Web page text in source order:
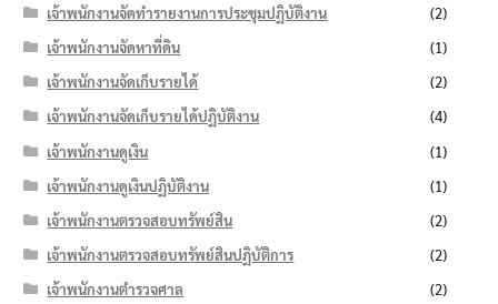
เจ้าพนักงานจัดทำรายงานการประชุมปฏิบัติงาน
(2)
เจ้าพนักงานจัดหาที่ดิน
(1)
เจ้าพนักงานจัดเก็บรายได้
(2)
เจ้าพนักงานจัดเก็บรายได้ปฏิบัติงาน
(4)
เจ้าพนักงานดูเงิน
(1)
เจ้าพนักงานดูเงินปฏิบัติงาน
(1)
เจ้าพนักงานตรวจสอบทรัพย์สิน
(2)
เจ้าพนักงานตรวจสอบทรัพย์สินปฏิบัติการ
(2)
เจ้าพนักงานตำรวจศาล
(2)